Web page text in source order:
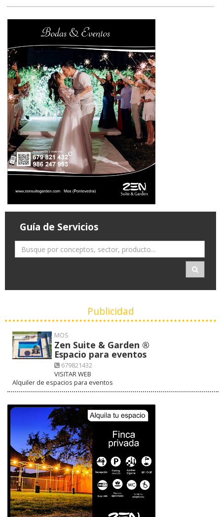
Guía de Servicios
Publicidad
MOS
Zen Suite & Garden ®
Espacio para eventos
679821432
VISITAR WEB
Alquiler de espacios para eventos